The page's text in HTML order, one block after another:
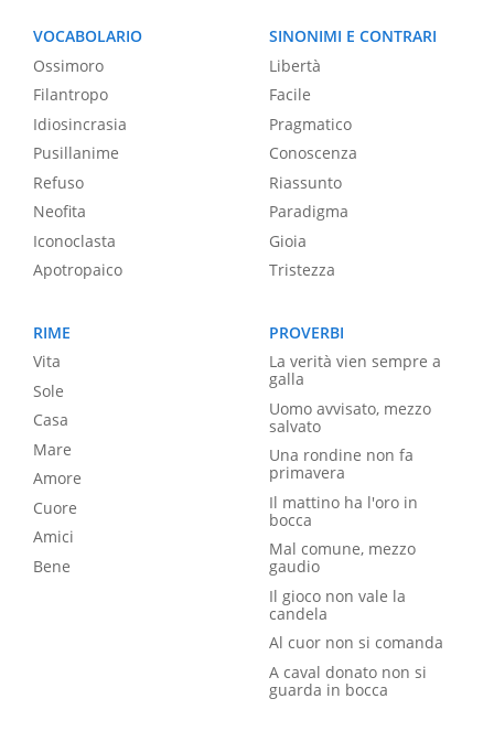
VOCABOLARIO
Ossimoro
Filantropo
Idiosincrasia
Pusillanime
Refuso
Neofita
Iconoclasta
Apotropaico
SINONIMI E CONTRARI
Libertà
Facile
Pragmatico
Conoscenza
Riassunto
Paradigma
Gioia
Tristezza
RIME
Vita
Sole
Casa
Mare
Amore
Cuore
Amici
Bene
PROVERBI
La verità vien sempre a
galla
Uomo avvisato, mezzo
salvato
Una rondine non fa
primavera
Il mattino ha l'oro in
bocca
Mal comune, mezzo
gaudio
Il gioco non vale la
candela
Al cuor non si comanda
A caval donato non si
guarda in bocca